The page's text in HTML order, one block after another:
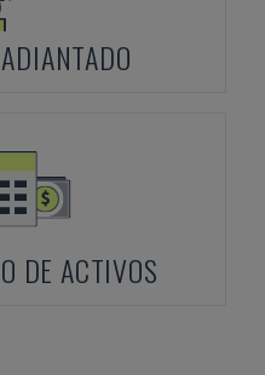
DE ACTIVOS